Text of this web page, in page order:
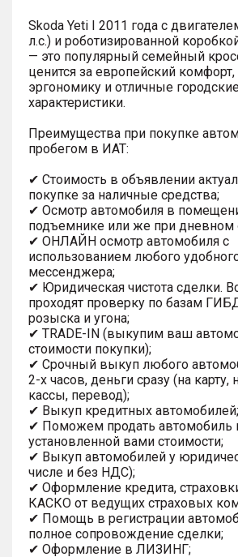
Skoda Yeti I 2011 года с
л.с.) и роботизированной
— это популярный семейный
ценится за европейский
эргономику и отличные
характеристики.
Преимущества при покупке
пробегом в ИАТ:
✔ Стоимость в объявлении
покупке за наличные средства;
✔ Осмотр автомобиля в
подъемнике или же при дневном
✔ ОНЛАЙН осмотр автомобиля с
использованием любого
мессенджера;
✔ Юридическая чистота сделки.
проходят проверку по базам
розыска и угона;
✔ TRADE-IN (выкупим ваш
стоимости покупки);
✔ Срочный выкуп любого
2-х часов, деньги сразу (на
кассы, перевод);
✔ Выкуп кредитных автомобилей;
✔ Поможем продать автомобиль
установленной вами стоимости;
✔ Выкуп автомобилей у
числе и без НДС);
✔ Оформление кредита,
КАСКО от ведущих страховых
✔ Помощь в регистрации
полное сопровождение сделки;
✔ Оформление в ЛИЗИНГ;